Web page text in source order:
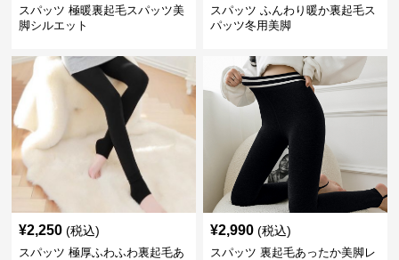
スパッツ 極暖裏起毛スパッツ美
脚シルエット
スパッツ ふんわり暖か裏起毛ス
パッツ冬用美脚
¥2,250 (税込)
スパッツ 極厚ふわふわ裏起毛あ
¥2,990 (税込)
スパッツ 裏起毛あったか美脚レ